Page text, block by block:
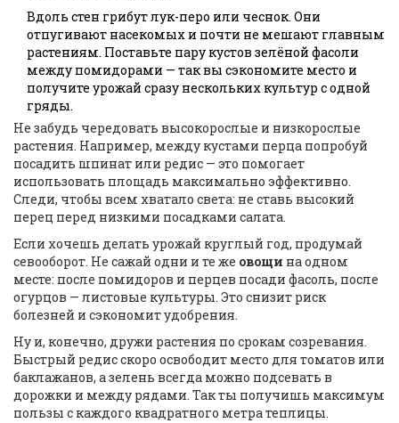
Вдоль стен грибут лук-перо или чеснок. Они
отпугивают насекомых и почти не мешают главным
растениям. Поставьте пару кустов зелёной фасоли
между помидорами — так вы сэкономите место и
получите урожай сразу нескольких культур с одной
гряды.
Не забудь чередовать высокорослые и низкорослые
растения. Например, между кустами перца попробуй
посадить шпинат или редис — это помогает
использовать площадь максимально эффективно.
Следи, чтобы всем хватало света: не ставь высокий
перец перед низкими посадками салата.
Если хочешь делать урожай круглый год, продумай
севооборот. Не сажай одни и те же овощи на одном
месте: после помидоров и перцев посади фасоль, после
огурцов — листовые культуры. Это снизит риск
болезней и сэкономит удобрения.
Ну и, конечно, дружи растения по срокам созревания.
Быстрый редис скоро освободит место для томатов или
баклажанов, а зелень всегда можно подсевать в
дорожки и между рядами. Так ты получишь максимум
пользы с каждого квадратного метра теплицы.